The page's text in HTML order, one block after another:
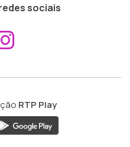
sociais
ao
RTP Play